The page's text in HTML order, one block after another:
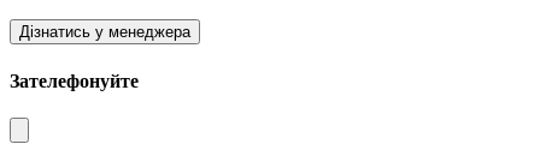
Дізнатись у менеджера
Зателефонуйте